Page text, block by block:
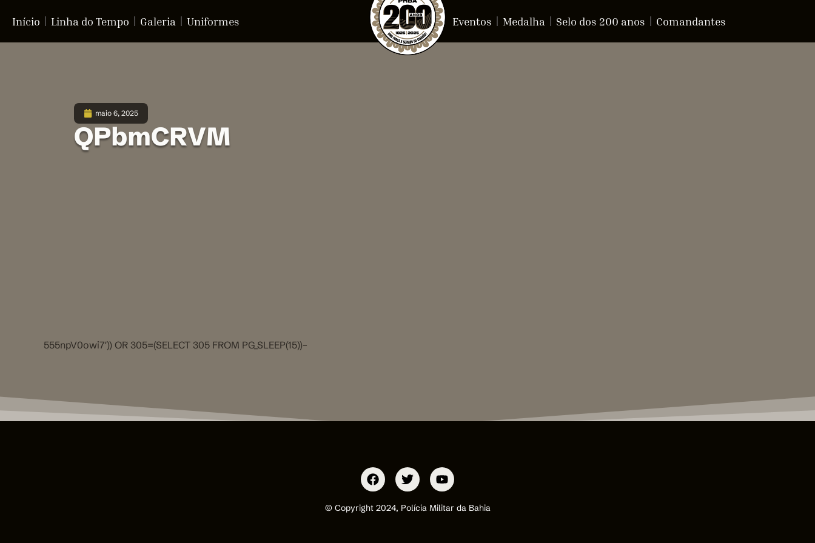
Início Linha do Tempo Galeria Uniformes Eventos Medalha Selo dos 200 anos Comandantes
maio 6, 2025
QPbmCRVM
555npV0owi7′)) OR 305=(SELECT 305 FROM PG_SLEEP(15))–
© Copyright 2024, Polícia Militar da Bahia